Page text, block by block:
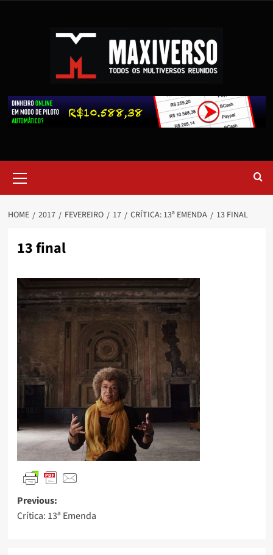
HOME 2017 FEVEREIRO 17 CRÍTICA: 13ª EMENDA 13 FINAL
13 final
Previous:
Crítica: 13ª Emenda